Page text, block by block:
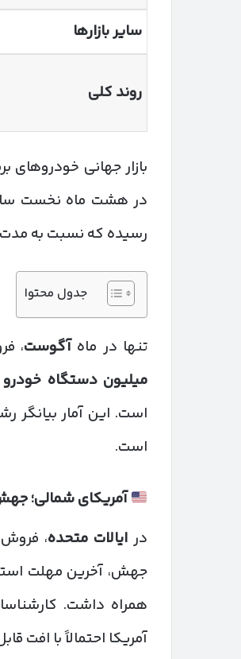
سایر بازارها
روند کلی
بازار جهانی خودروهای برقی در سال ۲۰۲۵ همچنان
در هشت ماه نخست
رسیده که نسبت به
جدول محتوا
تنها در ماهآگوست،
میلیون دستگاه خودرو
است. این آمار بیانگر
است.
آمریکای شمالی؛
درایالات متحده،
جهش، آخرین مهلت
همراه داشت.
آمریکا احتمالاً با افت